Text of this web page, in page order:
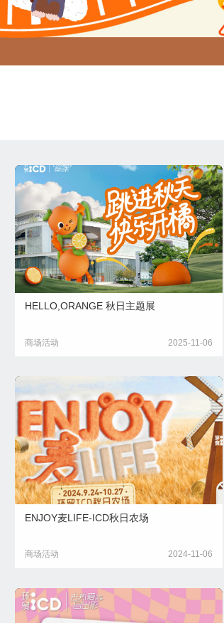
HELLO,ORANGE 秋日主题展
商场活动 2025-11-06
ENJOY麦LIFE-ICD秋日农场
商场活动 2024-11-06